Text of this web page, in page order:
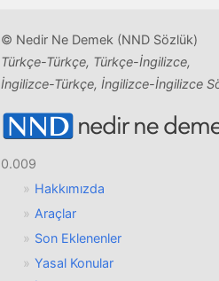
© Nedir Ne Demek (NND Sözlük)
Türkçe-Türkçe, Türkçe-İngilizce,
İngilizce-Türkçe, İngilizce-İngilizce
0.009
Hakkımızda
Araçlar
Son Eklenenler
Yasal Konular